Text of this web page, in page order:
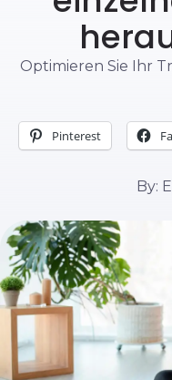
Optimieren Sie Ihr
Pinterest
By: